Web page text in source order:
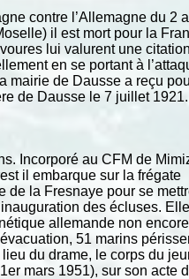
contre l’Allemagne du 2
il est mort pour la
lui valurent une
en se portant à
mairie de Dausse a reçu
de Dausse le 7 juillet 1921.
Incorporé au CFM de
il embarque sur la frégate
de la Fresnaye pour se
des écluses.
allemande non encore
51 marins
du drame, le corps du
mars 1951), sur son acte